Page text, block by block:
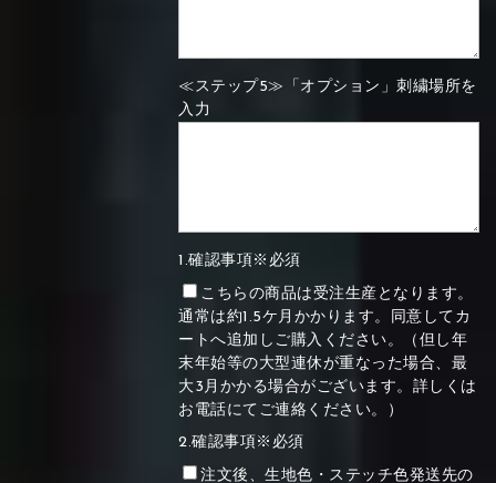
≪ステップ5≫「オプション」刺繍場所を
入力
1.確認事項※必須
こちらの商品は受注生産となります。
通常は約1.5ケ月かかります。同意してカ
ートへ追加しご購入ください。（但し年
末年始等の大型連休が重なった場合、最
大3月かかる場合がございます。詳しくは
お電話にてご連絡ください。）
2.確認事項※必須
注文後、生地色・ステッチ色発送先の